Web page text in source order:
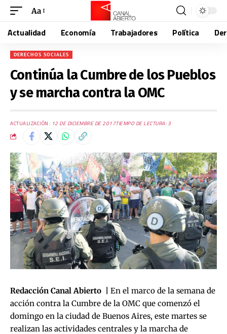
Aa
Actualidad Economía Trabajadores Política
DERECHOS SOCIALES
Continúa la Cumbre de los Pueblos
y se marcha contra la OMC
ACTUALIZACIÓN: 12 DE DICIEMBRE DE 2017TIEMPO DE LECTURA: 3
Redacción Canal Abierto | En el marco de la semana de
acción contra la Cumbre de la OMC que comenzó el
domingo en la ciudad de Buenos Aires, este martes se
realizan las actividades centrales y la marcha de